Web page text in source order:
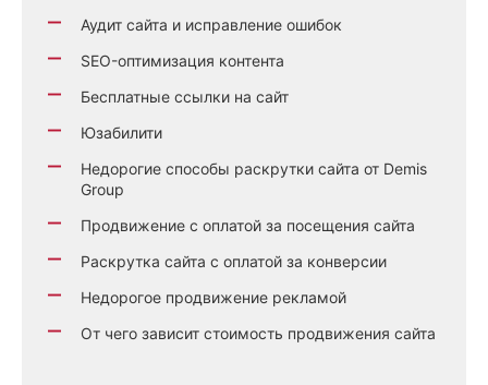
Аудит сайта и исправление ошибок
SEO-оптимизация контента
Бесплатные ссылки на сайт
Юзабилити
Недорогие способы раскрутки сайта от Demis
Group
Продвижение с оплатой за посещения сайта
Раскрутка сайта с оплатой за конверсии
Недорогое продвижение рекламой
От чего зависит стоимость продвижения сайта